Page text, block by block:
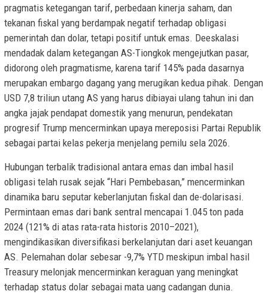
pragmatis ketegangan tarif, perbedaan kinerja saham, dan
tekanan fiskal yang berdampak negatif terhadap obligasi
pemerintah dan dolar, tetapi positif untuk emas. Deeskalasi
mendadak dalam ketegangan AS-Tiongkok mengejutkan pasar,
didorong oleh pragmatisme, karena tarif 145% pada dasarnya
merupakan embargo dagang yang merugikan kedua pihak. Dengan
USD 7,8 triliun utang AS yang harus dibiayai ulang tahun ini dan
angka jajak pendapat domestik yang menurun, pendekatan
progresif Trump mencerminkan upaya mereposisi Partai Republik
sebagai partai kelas pekerja menjelang pemilu sela 2026.
Hubungan terbalik tradisional antara emas dan imbal hasil
obligasi telah rusak sejak “Hari Pembebasan,” mencerminkan
dinamika baru seputar keberlanjutan fiskal dan de-dolarisasi.
Permintaan emas dari bank sentral mencapai 1.045 ton pada
2024 (121% di atas rata-rata historis 2010–2021),
mengindikasikan diversifikasi berkelanjutan dari aset keuangan
AS. Pelemahan dolar sebesar -9,7% YTD meskipun imbal hasil
Treasury melonjak mencerminkan keraguan yang meningkat
terhadap status dolar sebagai mata uang cadangan dunia.